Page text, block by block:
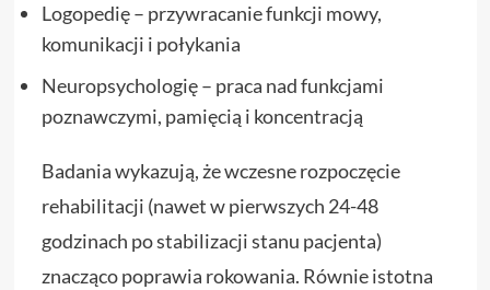
Logopedię – przywracanie funkcji mowy,
komunikacji i połykania
Neuropsychologię – praca nad funkcjami
poznawczymi, pamięcią i koncentracją
Badania wykazują, że wczesne rozpoczęcie
rehabilitacji (nawet w pierwszych 24-48
godzinach po stabilizacji stanu pacjenta)
znacząco poprawia rokowania. Równie istotna